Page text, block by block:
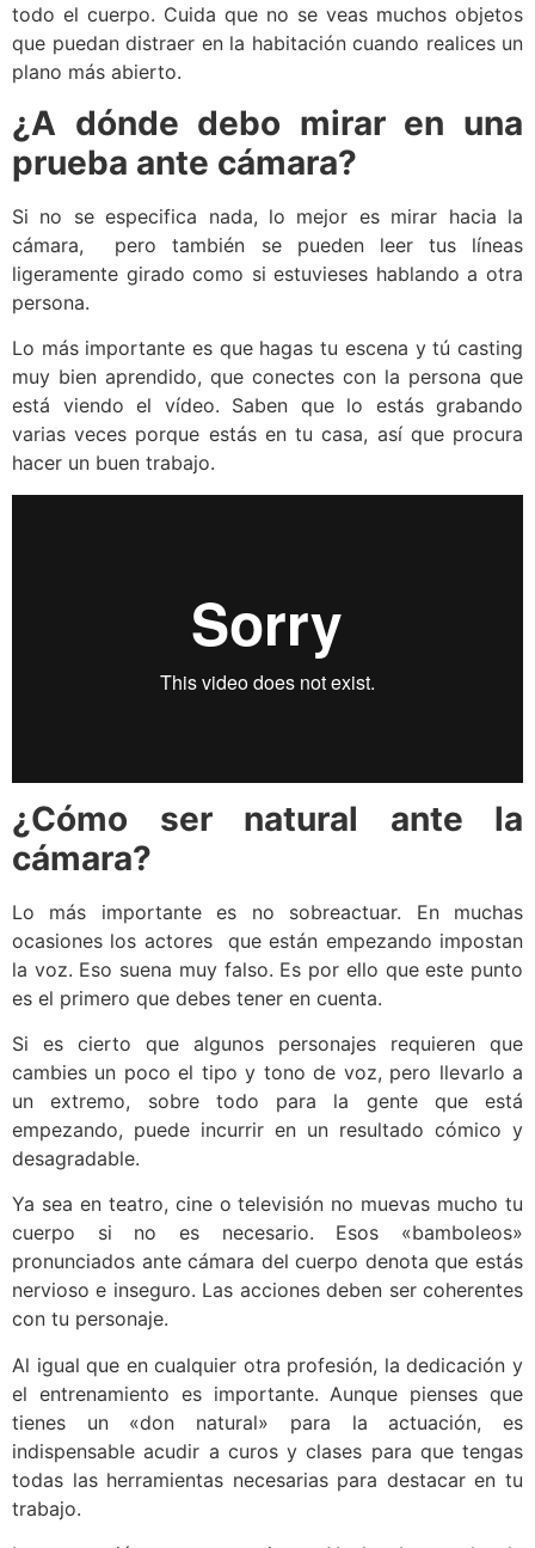
todo el cuerpo. Cuida que no se veas muchos objetos
que puedan distraer en la habitación cuando realices un
plano más abierto.
¿A dónde debo mirar en una
prueba ante cámara?
Si no se especifica nada, lo mejor es mirar hacia la
cámara, pero también se pueden leer tus líneas
ligeramente girado como si estuvieses hablando a otra
persona.
Lo más importante es que hagas tu escena y tú casting
muy bien aprendido, que conectes con la persona que
está viendo el vídeo. Saben que lo estás grabando
varias veces porque estás en tu casa, así que procura
hacer un buen trabajo.
¿Cómo ser natural ante la
cámara?
Lo más importante es no sobreactuar. En muchas
ocasiones los actores que están empezando impostan
la voz. Eso suena muy falso. Es por ello que este punto
es el primero que debes tener en cuenta.
Si es cierto que algunos personajes requieren que
cambies un poco el tipo y tono de voz, pero llevarlo a
un extremo, sobre todo para la gente que está
empezando, puede incurrir en un resultado cómico y
desagradable.
Ya sea en teatro, cine o televisión no muevas mucho tu
cuerpo si no es necesario. Esos «bamboleos»
pronunciados ante cámara del cuerpo denota que estás
nervioso e inseguro. Las acciones deben ser coherentes
con tu personaje.
Al igual que en cualquier otra profesión, la dedicación y
el entrenamiento es importante. Aunque pienses que
tienes un «don natural» para la actuación, es
indispensable acudir a curos y clases para que tengas
todas las herramientas necesarias para destacar en tu
trabajo.